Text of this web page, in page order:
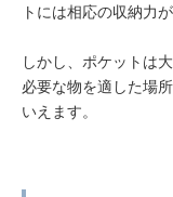
トには相応の収納力
しかし、ポケットは
必要な物を適した場
いえます。